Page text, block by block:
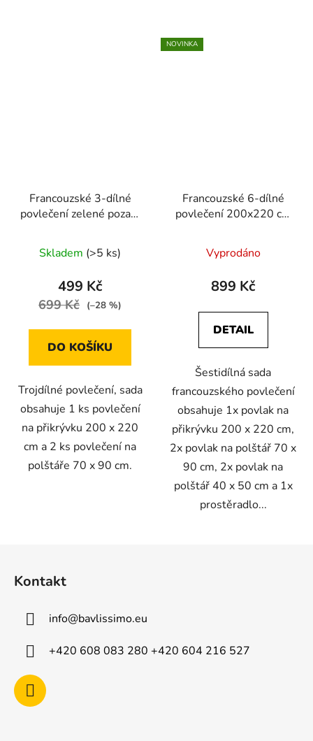
Francouzské 3-dílné
povlečení zelené pozadí
Skladem (>5 ks)
499 Kč
699 Kč (–28 %)
DO KOŠÍKU
Trojdílné povlečení, sada
obsahuje 1 ks povlečení
na přikrývku 200 x 220
cm a 2 ks povlečení na
polštáře 70 x 90 cm.
NOVINKA
Francouzské 6-dílné
povlečení 200x220 cm
listů)
Vyprodáno
899 Kč
DETAIL
Šestidílná sada
francouzského povlečení
obsahuje 1x povlak na
přikrývku 200 x 220 cm,
2x povlak na polštář 70 x
90 cm, 2x povlak na
polštář 40 x 50 cm a 1x
prostěradlo...
Kontakt
info@bavlissimo.eu
+420 608 083 280 +420 604 216 527